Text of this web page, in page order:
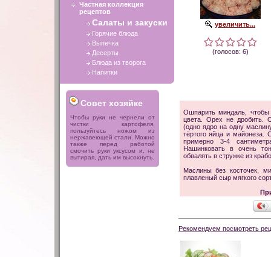
Частная коллекция
рецептов
Салаты и закуски
Горячие блюда
Выпечка
Десерты
Блюда из творога
Напитки
Совет хозяйке
Чтобы руки не чернели от
чистки картофеля,
пользуйтесь ножом из
нержавеющей стали. Можно
также перед работой
смочить руки уксусом и, не
вытирая, дать им высохнуть.
увеличить...
(голосов: 6)
Ошпарить миндаль, чтобы
цвета. Орех не дробить.
(одно ядро на одну
тёртого яйца и
примерно 3-4
Нашинковать в очень
обвалять в стружке из
Маслины без косточек,
плавленый сыр мягкого
Рекомендуем посмотреть